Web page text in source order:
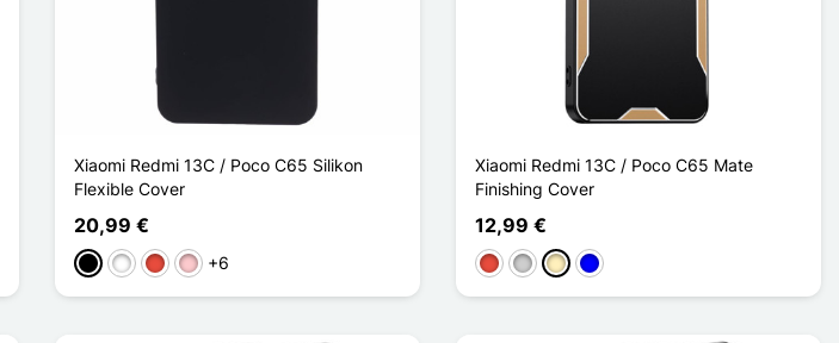
Xiaomi Redmi 13C / Poco C65 Silikon
Flexible Cover
20,99 €
Schwarz
WeißRot Pink+6
Xiaomi Redmi 13C / Poco C65 Mate
Finishing Cover
12,99 €
Rot SilberGolden
Blau